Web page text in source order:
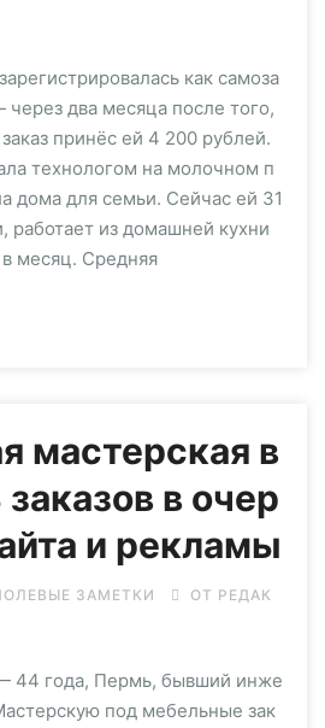
как самоза
через два месяца после того,
принёс ей 4 200 рублей.
технологом на молочном п
дома для семьи. Сейчас ей 31
работает из домашней кухни
месяц. Средняя
мастерская в
в очер
и рекламы
ЗАМЕТКИ
ОТ РЕДАК
44 года, Пермь, бывший инже
под мебельные зак